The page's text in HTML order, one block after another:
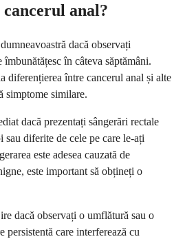
anal?
dacă observați
în câteva săptămâni.
diferențierea între cancerul anal și alte
simptome similare.
dacă prezentați sângerări rectale
sau diferite de cele pe care le-ați
este adesea cauzată de
este important să obțineți o
dacă observați o umflătură sau o
persistentă care interferează cu